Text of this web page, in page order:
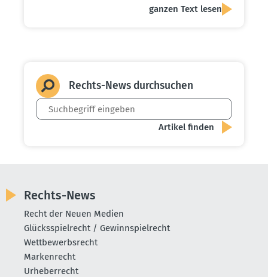
ganzen Text lesen
Rechts-News durch­suchen
Rechts-News
Recht der Neuen Medien
Glücksspielrecht / Gewinnspielrecht
Wettbewerbsrecht
Markenrecht
Urheberrecht